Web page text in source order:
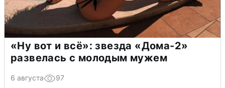
«Ну вот и всё»: звезда «Дома-2»
развелась с молодым мужем
6 августа 97